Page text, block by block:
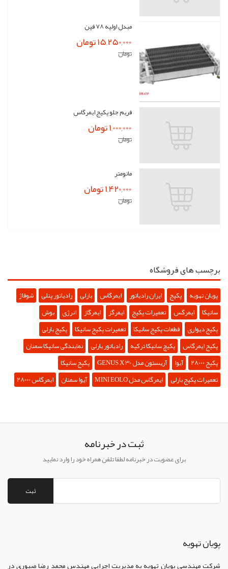
مبدل اولیه 78 فین
15,250,000 تومان
تومان
فریم جلو پکیج ایمرگاس
1,000,000 تومان
تومان
مانومتر
1,420,000 تومان
تومان
برچسب های فروشگاه
پویان تهویه پکیج ایران رادیاتور ایمرگاس بارلی رادیاتور پنلی شوفاژ
سانیکا ایمرگس تعمیرات پکیج ایمرگز ایمرگاز انرژی بوش
پکیج دیواری قطعات پکیج سانیکا تعمیرات پکیج سانیکا پکیج بارلی
پکیج ایمرگاس پکیچ سانیکا ترکیه رادیاتور بارلی نمایندگی سانیکا سمنان
پکیج 28000
آیوا آریستون مدل GENUS X 30
پکیج سانیکا
تعمیرات پکیج بارلی ایمرگاس مدل MINI EOLO آیوا سمنان ایمرگاس 28000
ثبت در خبرنامه
برای عضویت در خبرنامه لطفا تلفن همراه خود را وارد نمایید
ثبت
پويان تهويه
شرکت مهندسی پویان تهویهبه مدیریت اجرایی مهندس محمد رضا صبوری در